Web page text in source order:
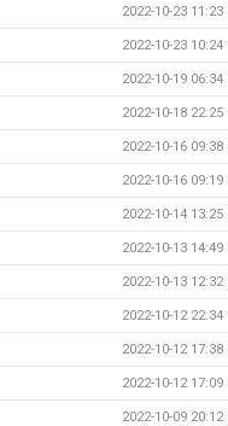
2022-10-23 11:23
2022-10-23 10:24
2022-10-19 06:34
2022-10-18 22:25
2022-10-16 09:38
2022-10-16 09:19
2022-10-14 13:25
2022-10-13 14:49
2022-10-13 12:32
2022-10-12 22:34
2022-10-12 17:38
2022-10-12 17:09
2022-10-09 20:12